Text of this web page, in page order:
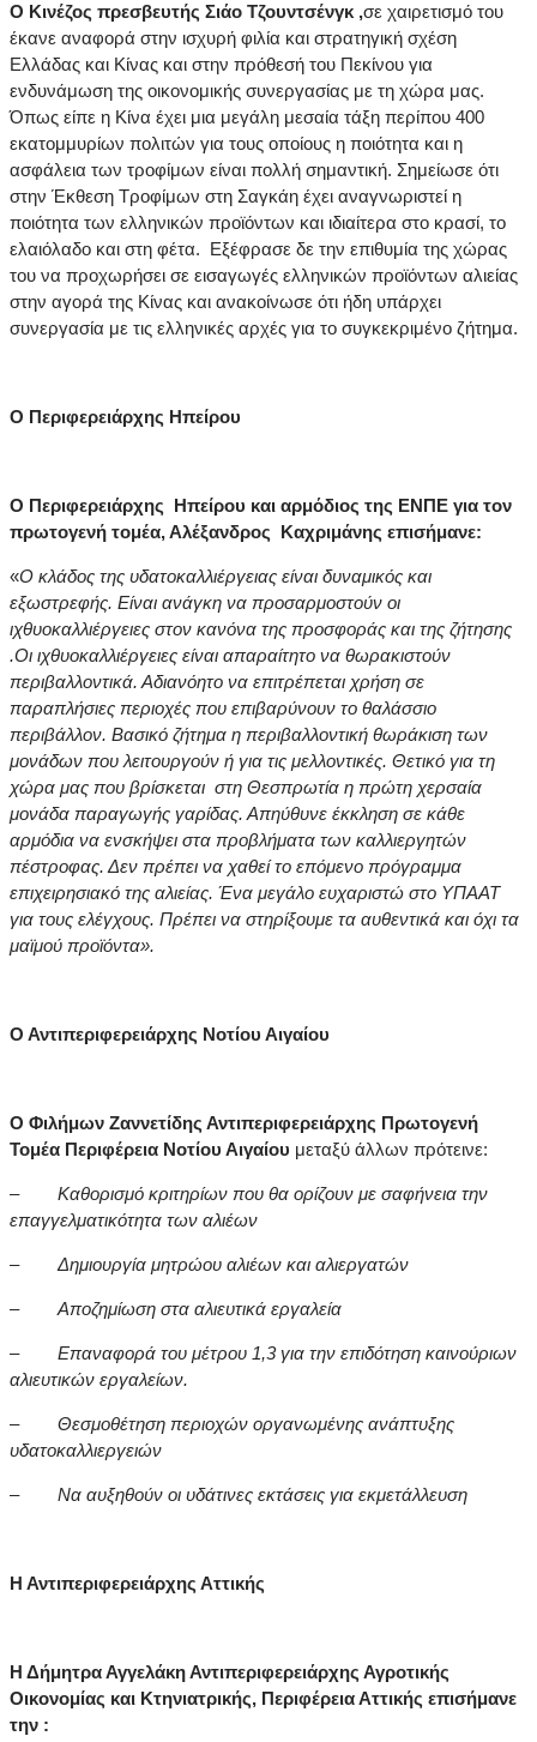
Ο Κινέζος πρεσβευτής Σιάο Τζουντσένγκ ,σε χαιρετισμό του
έκανε αναφορά στην ισχυρή φιλία και στρατηγική σχέση
Ελλάδας και Κίνας και στην πρόθεσή του Πεκίνου για
ενδυνάμωση της οικονομικής συνεργασίας με τη χώρα μας.
Όπως είπε η Κίνα έχει μια μεγάλη μεσαία τάξη περίπου 400
εκατομμυρίων πολιτών για τους οποίους η ποιότητα και η
ασφάλεια των τροφίμων είναι πολλή σημαντική. Σημείωσε ότι
στην Έκθεση Τροφίμων στη Σαγκάη έχει αναγνωριστεί η
ποιότητα των ελληνικών προϊόντων και ιδιαίτερα στο κρασί, το
ελαιόλαδο και στη φέτα. Εξέφρασε δε την επιθυμία της χώρας
του να προχωρήσει σε εισαγωγές ελληνικών προϊόντων αλιείας
στην αγορά της Κίνας και ανακοίνωσε ότι ήδη υπάρχει
συνεργασία με τις ελληνικές αρχές για το συγκεκριμένο ζήτημα.
Ο Περιφερειάρχης Ηπείρου
Ο Περιφερειάρχης Ηπείρου και αρμόδιος της ΕΝΠΕ για τον
πρωτογενή τομέα, Αλέξανδρος Καχριμάνης επισήμανε:
«Ο κλάδος της υδατοκαλλιέργειας είναι δυναμικός και
εξωστρεφής. Είναι ανάγκη να προσαρμοστούν οι
ιχθυοκαλλιέργειες στον κανόνα της προσφοράς και της ζήτησης
.Οι ιχθυοκαλλιέργειες είναι απαραίτητο να θωρακιστούν
περιβαλλοντικά. Αδιανόητο να επιτρέπεται χρήση σε
παραπλήσιες περιοχές που επιβαρύνουν το θαλάσσιο
περιβάλλον. Βασικό ζήτημα η περιβαλλοντική θωράκιση των
μονάδων που λειτουργούν ή για τις μελλοντικές. Θετικό για τη
χώρα μας που βρίσκεται στη Θεσπρωτία η πρώτη χερσαία
μονάδα παραγωγής γαρίδας. Απηύθυνε έκκληση σε κάθε
αρμόδια να ενσκήψει στα προβλήματα των καλλιεργητών
πέστροφας. Δεν πρέπει να χαθεί το επόμενο πρόγραμμα
επιχειρησιακό της αλιείας. Ένα μεγάλο ευχαριστώ στο ΥΠΑΑΤ
για τους ελέγχους. Πρέπει να στηρίξουμε τα αυθεντικά και όχι τα
μαϊμού προϊόντα».
Ο Αντιπεριφερειάρχης Νοτίου Αιγαίου
Ο Φιλήμων Ζαννετίδης Αντιπεριφερειάρχης Πρωτογενή
Τομέα Περιφέρεια Νοτίου Αιγαίου μεταξύ άλλων πρότεινε:
– Καθορισμό κριτηρίων που θα ορίζουν με σαφήνεια την
επαγγελματικότητα των αλιέων
– Δημιουργία μητρώου αλιέων και αλιεργατών
– Αποζημίωση στα αλιευτικά εργαλεία
– Επαναφορά του μέτρου 1,3 για την επιδότηση καινούριων
αλιευτικών εργαλείων.
– Θεσμοθέτηση περιοχών οργανωμένης ανάπτυξης
υδατοκαλλιεργειών
– Να αυξηθούν οι υδάτινες εκτάσεις για εκμετάλλευση
Η Αντιπεριφερειάρχης Αττικής
Η Δήμητρα Αγγελάκη Αντιπεριφερειάρχης Αγροτικής
Οικονομίας και Κτηνιατρικής, Περιφέρεια Αττικής επισήμανε
την :